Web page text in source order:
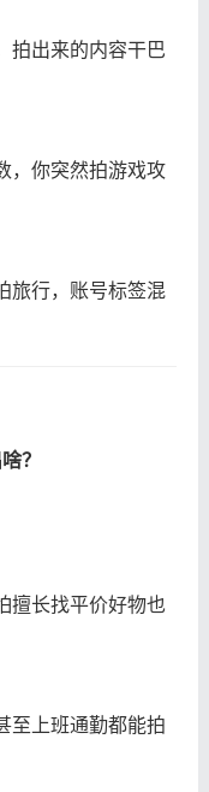
拍出来的内容干巴
，你突然拍游戏攻
旅行，账号标签混
？​
擅长找平价好物也
至上班通勤都能拍